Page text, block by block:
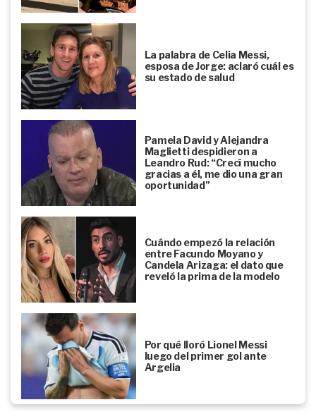
La palabra de Celia Messi,
esposa de Jorge: aclaró cuál es
su estado de salud
Pamela David y Alejandra
Maglietti despidieron a
Leandro Rud: “Crecí mucho
gracias a él, me dio una gran
oportunidad”
Cuándo empezó la relación
entre Facundo Moyano y
Candela Arizaga: el dato que
reveló la prima de la modelo
Por qué lloró Lionel Messi
luego del primer gol ante
Argelia